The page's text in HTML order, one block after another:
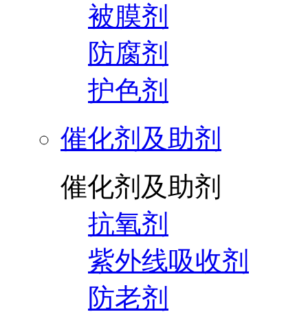
被膜剂
防腐剂
护色剂
催化剂及助剂
催化剂及助剂
抗氧剂
紫外线吸收剂
防老剂